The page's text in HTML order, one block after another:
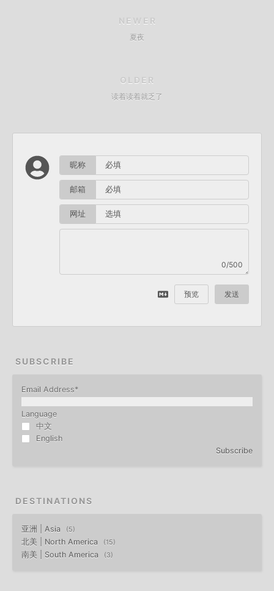
NEWER
夏夜
OLDER
读着读着就乏了
昵称
邮箱
网址
0/500
预览 发送
SUBSCRIBE
Email Address*
Language
中文
English
Subscribe
DESTINATIONS
亚洲 | Asia 5
北美 | North America 15
南美 | South America 3